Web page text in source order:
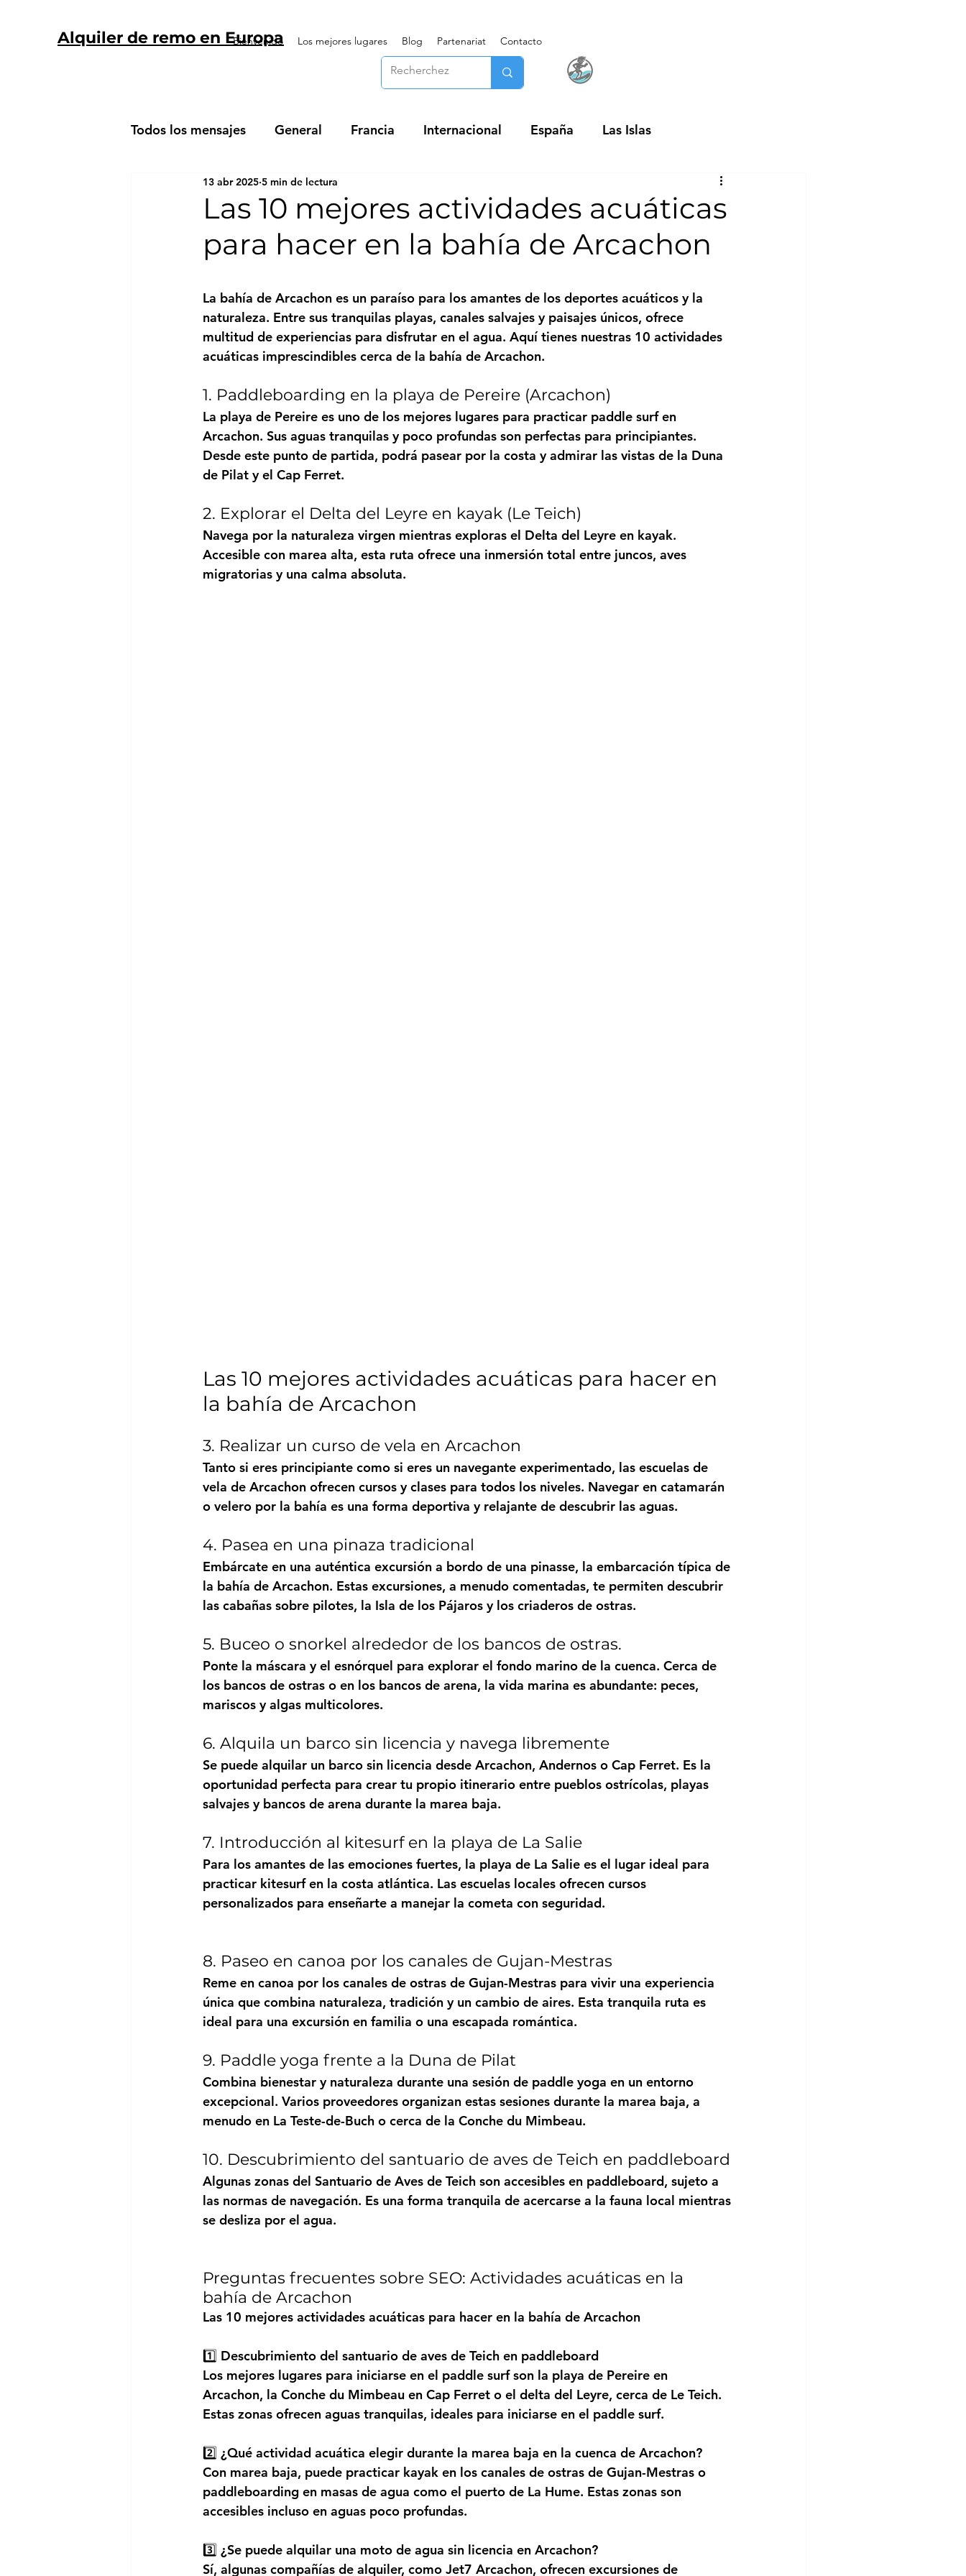
Alquiler de remo en Europa
Bienvenido Los mejores lugares Blog Partenariat Contacto
Todos los mensajes General Francia Internacional España Las Islas
Las 10 mejores actividades acuáticas
para hacer en la bahía de Arcachon
13 abr 2025 5 min de lectura
La bahía de Arcachon es un paraíso para los amantes de los deportes acuáticos y la
naturaleza. Entre sus tranquilas playas, canales salvajes y paisajes únicos, ofrece
multitud de experiencias para disfrutar en el agua. Aquí tienes nuestras 10 actividades
acuáticas imprescindibles cerca de la bahía de Arcachon.
1. Paddleboarding en la playa de Pereire (Arcachon)
La playa de Pereire es uno de los mejores lugares para practicar paddle surf en
Arcachon. Sus aguas tranquilas y poco profundas son perfectas para principiantes.
Desde este punto de partida, podrá pasear por la costa y admirar las vistas de la Duna
de Pilat y el Cap Ferret.
2. Explorar el Delta del Leyre en kayak (Le Teich)
Navega por la naturaleza virgen mientras exploras el Delta del Leyre en kayak.
Accesible con marea alta, esta ruta ofrece una inmersión total entre juncos, aves
migratorias y una calma absoluta.
Las 10 mejores actividades acuáticas para hacer en
la bahía de Arcachon
3. Realizar un curso de vela en Arcachon
Tanto si eres principiante como si eres un navegante experimentado, las escuelas de
vela de Arcachon ofrecen cursos y clases para todos los niveles. Navegar en catamarán
o velero por la bahía es una forma deportiva y relajante de descubrir las aguas.
4. Pasea en una pinaza tradicional
Embárcate en una auténtica excursión a bordo de una pinasse, la embarcación típica de
la bahía de Arcachon. Estas excursiones, a menudo comentadas, te permiten descubrir
las cabañas sobre pilotes, la Isla de los Pájaros y los criaderos de ostras.
5. Buceo o snorkel alrededor de los bancos de ostras.
Ponte la máscara y el esnórquel para explorar el fondo marino de la cuenca. Cerca de
los bancos de ostras o en los bancos de arena, la vida marina es abundante: peces,
mariscos y algas multicolores.
6. Alquila un barco sin licencia y navega libremente
Se puede alquilar un barco sin licencia desde Arcachon, Andernos o Cap Ferret. Es la
oportunidad perfecta para crear tu propio itinerario entre pueblos ostrícolas, playas
salvajes y bancos de arena durante la marea baja.
7. Introducción al kitesurf en la playa de La Salie
Para los amantes de las emociones fuertes, la playa de La Salie es el lugar ideal para
practicar kitesurf en la costa atlántica. Las escuelas locales ofrecen cursos
personalizados para enseñarte a manejar la cometa con seguridad.
8. Paseo en canoa por los canales de Gujan-Mestras
Reme en canoa por los canales de ostras de Gujan-Mestras para vivir una experiencia
única que combina naturaleza, tradición y un cambio de aires. Esta tranquila ruta es
ideal para una excursión en familia o una escapada romántica.
9. Paddle yoga frente a la Duna de Pilat
Combina bienestar y naturaleza durante una sesión de paddle yoga en un entorno
excepcional. Varios proveedores organizan estas sesiones durante la marea baja, a
menudo en La Teste-de-Buch o cerca de la Conche du Mimbeau.
10. Descubrimiento del santuario de aves de Teich en paddleboard
Algunas zonas del Santuario de Aves de Teich son accesibles en paddleboard, sujeto a
las normas de navegación. Es una forma tranquila de acercarse a la fauna local mientras
se desliza por el agua.
Preguntas frecuentes sobre SEO: Actividades acuáticas en la
bahía de Arcachon
Las 10 mejores actividades acuáticas para hacer en la bahía de Arcachon
1️⃣ Descubrimiento del santuario de aves de Teich en paddleboard
Los mejores lugares para iniciarse en el paddle surf son la playa de Pereire en
Arcachon, la Conche du Mimbeau en Cap Ferret o el delta del Leyre, cerca de Le Teich.
Estas zonas ofrecen aguas tranquilas, ideales para iniciarse en el paddle surf.
2️⃣ ¿Qué actividad acuática elegir durante la marea baja en la cuenca de Arcachon?
Con marea baja, puede practicar kayak en los canales de ostras de Gujan-Mestras o
paddleboarding en masas de agua como el puerto de La Hume. Estas zonas son
accesibles incluso en aguas poco profundas.
3️⃣ ¿Se puede alquilar una moto de agua sin licencia en Arcachon?
Sí, algunas compañías de alquiler, como Jet7 Arcachon, ofrecen excursiones de